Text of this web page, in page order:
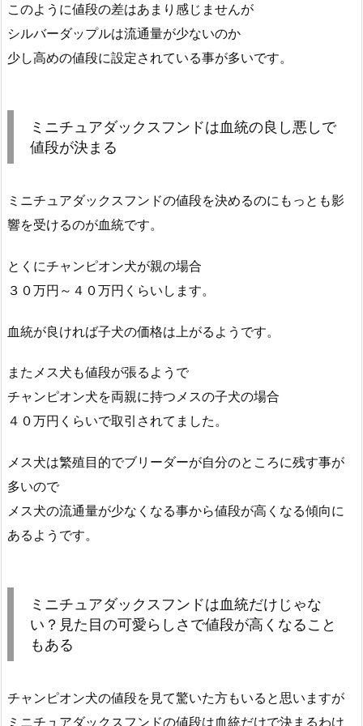
このように値段の差はあまり感じませんが
シルバーダップルは流通量が少ないのか
少し高めの値段に設定されている事が多いです。
ミニチュアダックスフンドは血統の良し悪しで
値段が決まる
ミニチュアダックスフンドの値段を決めるのにもっとも影
響を受けるのが血統です。
とくにチャンピオン犬が親の場合
３０万円～４０万円くらいします。
血統が良ければ子犬の価格は上がるようです。
またメス犬も値段が張るようで
チャンピオン犬を両親に持つメスの子犬の場合
４０万円くらいで取引されてました。
メス犬は繁殖目的でブリーダーが自分のところに残す事が
多いので
メス犬の流通量が少なくなる事から値段が高くなる傾向に
あるようです。
ミニチュアダックスフンドは血統だけじゃな
い？見た目の可愛らしさで値段が高くなること
もある
チャンピオン犬の値段を見て驚いた方もいると思いますが
ミニチュアダックスフンドの値段は血統だけで決まるわけ